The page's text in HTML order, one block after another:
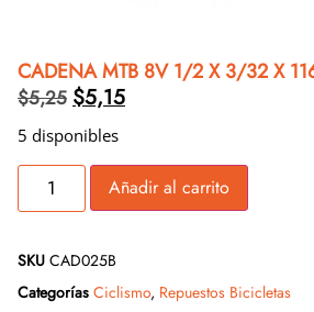
CADENA MTB 8V 1/2 X 3/32 X
$5,25 $5,15
5 disponibles
Añadir al carrito
SKU CAD025B
Categorías Ciclismo, Repuestos Bicicletas